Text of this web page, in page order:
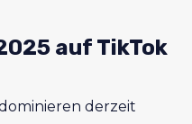
auf TikTok
derzeit